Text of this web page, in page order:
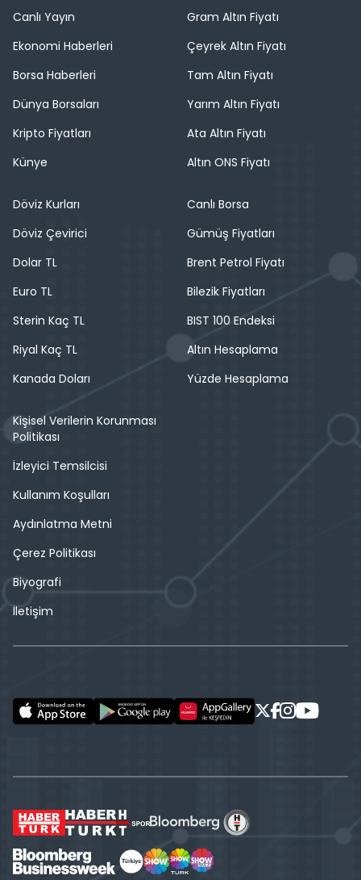
Canlı Yayın
Ekonomi Haberleri
Borsa Haberleri
Dünya Borsaları
Kripto Fiyatları
Künye
Gram Altın Fiyatı
Çeyrek Altın Fiyatı
Tam Altın Fiyatı
Yarım Altın Fiyatı
Ata Altın Fiyatı
Altın ONS Fiyatı
Döviz Kurları
Döviz Çevirici
Dolar TL
Euro TL
Sterin Kaç TL
Riyal Kaç TL
Kanada Doları
Canlı Borsa
Gümüş Fiyatları
Brent Petrol Fiyatı
Bilezik Fiyatları
BIST 100 Endeksi
Altın Hesaplama
Yüzde Hesaplama
Kişisel Verilerin Korunması
Politikası
İzleyici Temsilcisi
Kullanım Koşulları
Aydınlatma Metni
Çerez Politikası
Biyografi
İletişim